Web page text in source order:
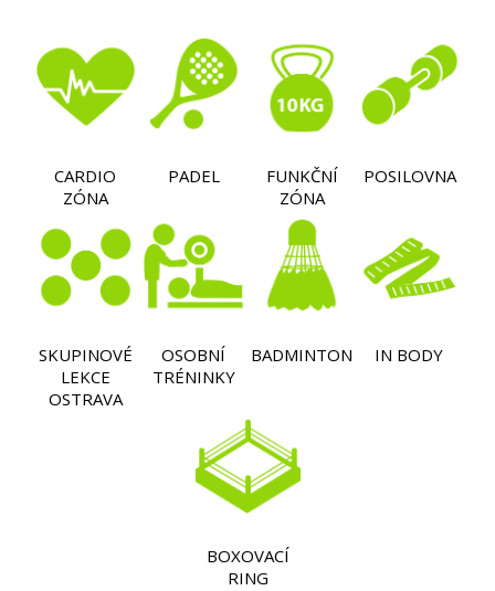
CARDIO
ZÓNA
PADEL
FUNKČNÍ
ZÓNA
POSILOVNA
SKUPINOVÉ
LEKCE
OSTRAVA
OSOBNÍ
TRÉNINKY
BADMINTON IN BODY
BOXOVACÍ
RING